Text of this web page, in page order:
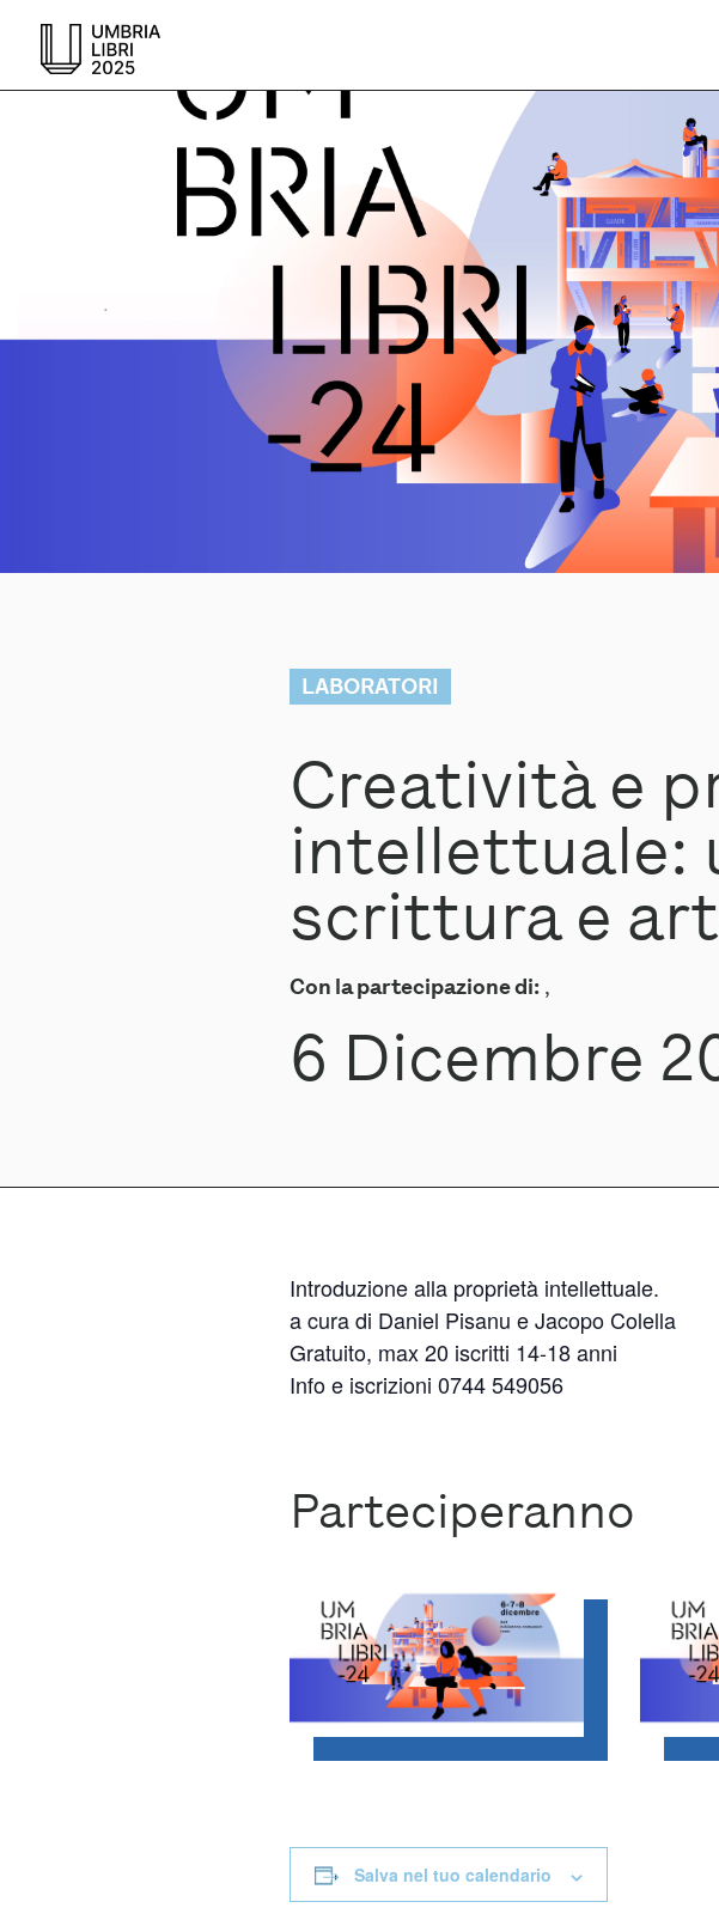
LABORATORI
Creatività e
intellettuale:
scrittura e
Con la partecipazione di: ,
6 Dicembre
Introduzione alla proprietà intellettuale.
a cura di Daniel Pisanu e Jacopo Colella
Gratuito, max 20 iscritti 14-18 anni
Info e iscrizioni 0744 549056
Parteciperanno
Salva nel tuo calendario